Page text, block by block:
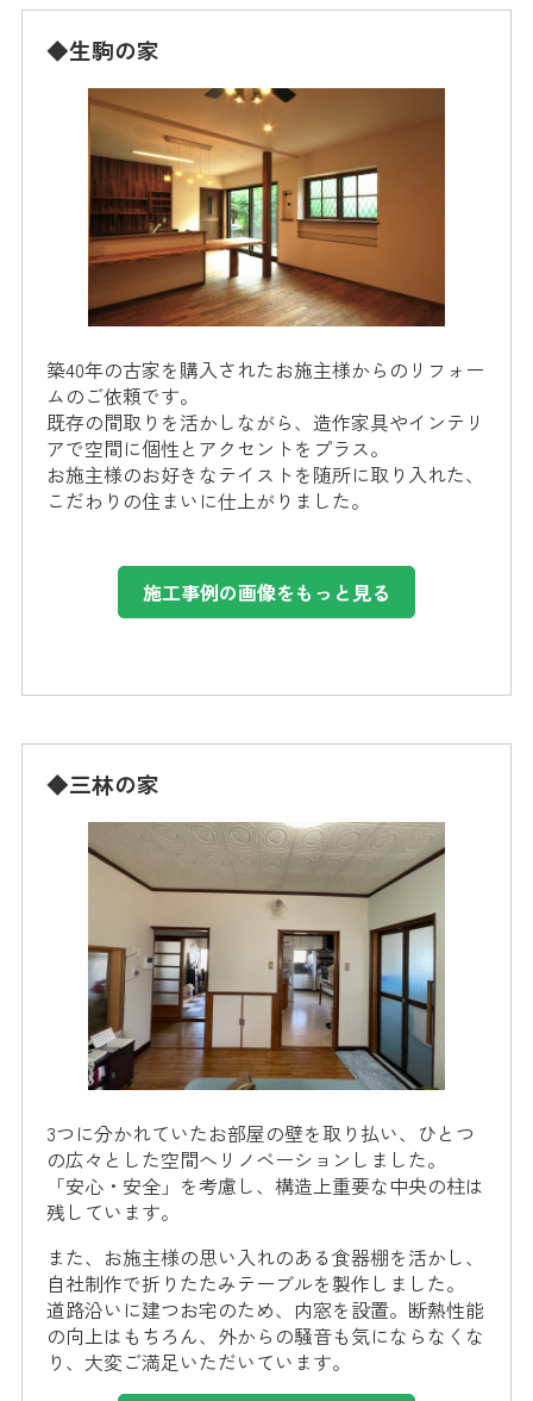
◆生駒の家
築40年の古家を購入されたお施主様からのリフォー
ムのご依頼です。
既存の間取りを活かしながら、造作家具やインテリ
アで空間に個性とアクセントをプラス。
お施主様のお好きなテイストを随所に取り入れた、
こだわりの住まいに仕上がりました。
施工事例の画像をもっと見る
◆三林の家
3つに分かれていたお部屋の壁を取り払い、ひとつ
の広々とした空間へリノベーションしました。
「安心・安全」を考慮し、構造上重要な中央の柱は
残しています。
また、お施主様の思い入れのある食器棚を活かし、
自社制作で折りたたみテーブルを製作しました。
道路沿いに建つお宅のため、内窓を設置。断熱性能
の向上はもちろん、外からの騒音も気にならなくな
り、大変ご満足いただいています。